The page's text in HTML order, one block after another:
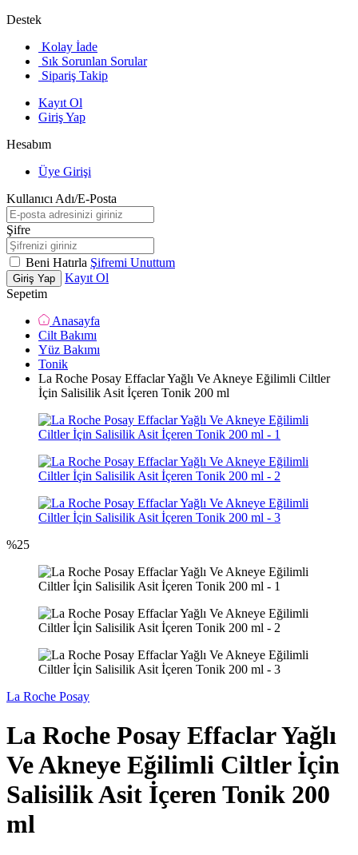
Destek
Kolay İade
Sık Sorunlan Sorular
Sipariş Takip
Kayıt Ol
Giriş Yap
Hesabım
Üye Girişi
Kullanıcı Adı/E-Posta
Şifre
Beni Hatırla Şifremi Unuttum
Giriş Yap
Kayıt Ol
Sepetim
Anasayfa
Cilt Bakımı
Yüz Bakımı
Tonik
La Roche Posay Effaclar Yağlı Ve Akneye Eğilimli Ciltler
İçin Salisilik Asit İçeren Tonik 200 ml
%25
La Roche Posay
La Roche Posay Effaclar Yağlı
Ve Akneye Eğilimli Ciltler İçin
Salisilik Asit İçeren Tonik 200
ml